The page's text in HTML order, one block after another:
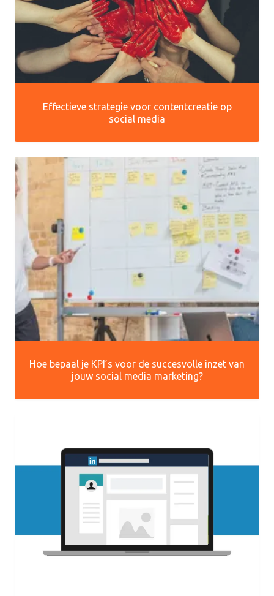
Effectieve strategie voor contentcreatie op
social media
Hoe bepaal je KPI’s voor de succesvolle inzet van
jouw social media marketing?